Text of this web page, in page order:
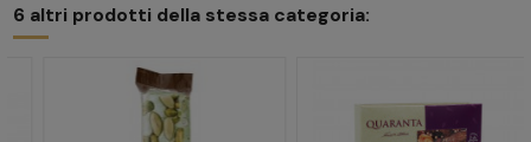
6 altri prodotti della stessa categoria: